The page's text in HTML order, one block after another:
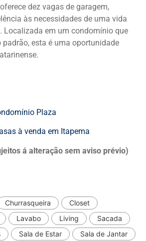
dez vagas de garagem,
às necessidades de uma vida
Localizada em um condomínio que
padrão, esta é uma oportunidade
Plaza
à venda em Itapema
á alteração sem aviso prévio)
Churrasqueira
Closet
Lavabo Living
Sacada
Sala de Estar
Sala de Jantar